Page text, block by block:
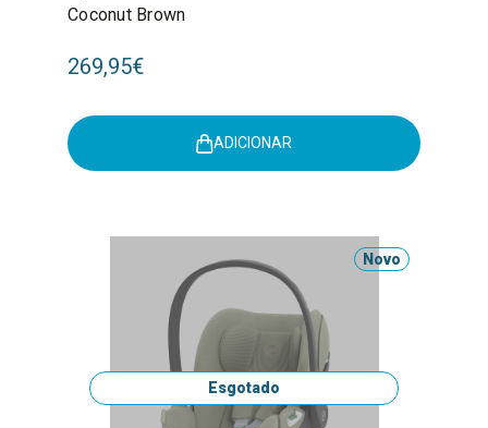
Coconut Brown
269,95€
ADICIONAR
Novo
Esgotado